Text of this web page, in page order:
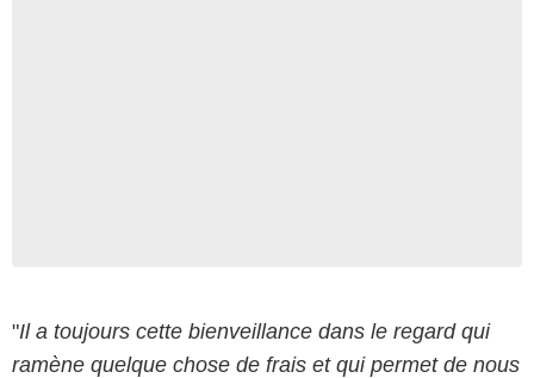
"Il a toujours cette bienveillance dans le regard qui
ramène quelque chose de frais et qui permet de nous